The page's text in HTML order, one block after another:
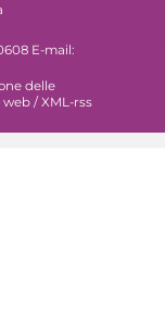
E-mail:
delle
web /XML-rss